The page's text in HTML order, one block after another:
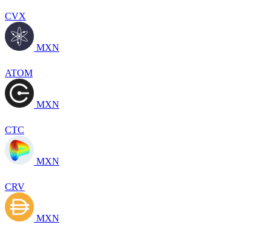
CVX
MXN
ATOM
MXN
CTC
MXN
CRV
MXN